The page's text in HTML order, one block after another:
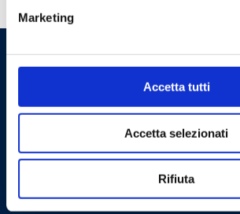
Marketing
Accetta tutti
Accetta selezionati
Rifiuta
Cookie Policy Privacy